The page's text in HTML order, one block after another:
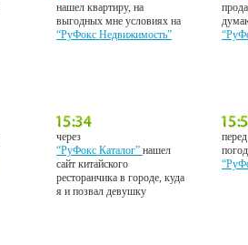
нашел квартиру, на
выгодных мне условиях на
“РуФокс Недвижимость”
через
“РуФокс Каталог”нашел
сайт китайского
ресторанчика в городе, куда
я и позвал девушку